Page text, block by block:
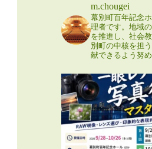
m.chougei
幕別町百年記念
理者です。地域
を推進し、社会
別町の中核を担
献できるよう努め